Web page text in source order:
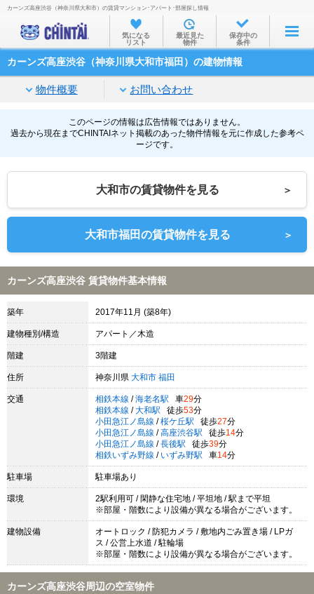
お部屋を探す
沿線・駅から
住所から
家賃相場から
通勤通学時間から
物件特集から
不動産会社から
TOP
カーンズ高座渋谷（神奈川県大和市）の賃貸マンション･アパート･部屋探し情報
気になる
リスト
最近見た
物件
保存中の
条件
カーンズ高座渋谷（神奈川県大和市福田）の建物情報
物件概要 お問い合わせ
このページの情報は広告情報ではありません。
過去から現在までCHINTAIネット掲載のあった物件情報を元に作成した参考ペ
ージです。
大和市の賃貸物件を見る ＞
大和市福田の賃貸物件を見る ＞
カーンズ高座渋谷 賃貸物件基本情報
築年 2017年11月 (築8年)
建物種別/構造 アパート／木造
階建 3階建
住所 神奈川県 大和市 福田
交通 相鉄本線 / 海老名駅 車29分
相鉄本線 / 大和駅 徒歩53分
小田急江ノ島線 / 桜ケ丘駅 徒歩27分
小田急江ノ島線 / 高座渋谷駅 徒歩14分
小田急江ノ島線 / 長後駅 徒歩39分
相鉄いずみ野線 / いずみ野駅 車14分
駐車場 駐車場あり
環境
2駅利用可 / 閑静な住宅地 / 平坦地 / 駅まで平坦
※部屋・階数により設備が異なる場合がございます。
建物設備
オートロック / 防犯カメラ / 敷地内ごみ置き場 / LPガ
ス / 公営上水道 / 駐輪場
※部屋・階数により設備が異なる場合がございます。
カーンズ高座渋谷周辺の空室物件